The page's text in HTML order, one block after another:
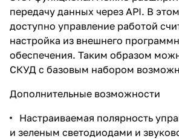
передачу данных через API. В
доступно управление работой
настройка из внешнего
обеспечения. Таким образом
СКУД с базовым набором
Дополнительные возможности
Настраиваемая полярность
и зеленым светодиодами и